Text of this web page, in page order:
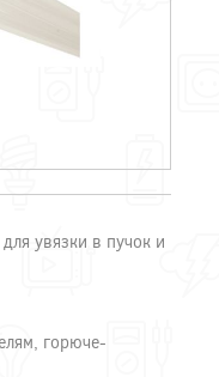
увязки в пучок и
горюче-